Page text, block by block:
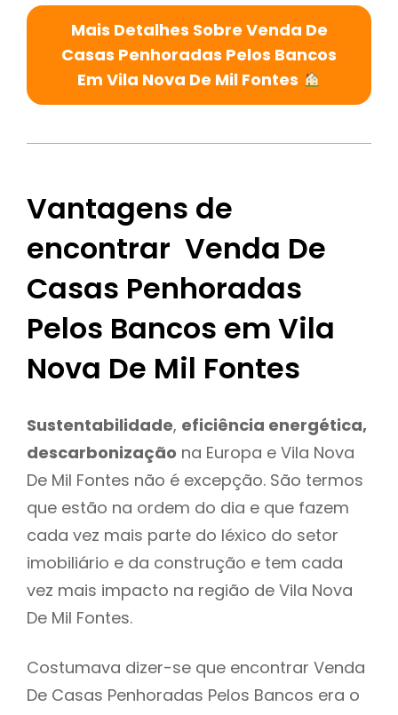
Mais Detalhes Sobre Venda De
Casas Penhoradas Pelos Bancos
Em Vila Nova De Mil Fontes
Vantagens de
encontrar Venda De
Casas Penhoradas
Pelos Bancos em Vila
Nova De Mil Fontes
Sustentabilidade, eficiência energética,
descarbonização na Europa e Vila Nova
De Mil Fontes não é excepção. São termos
que estão na ordem do dia e que fazem
cada vez mais parte do léxico do setor
imobiliário e da construção e tem cada
vez mais impacto na região de Vila Nova
De Mil Fontes.
Costumava dizer-se que encontrar Venda
De Casas Penhoradas Pelos Bancos era o